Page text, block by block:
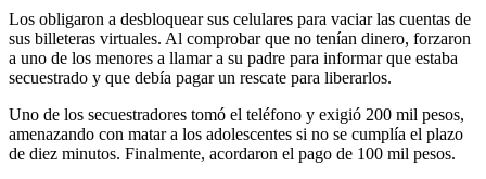
Los obligaron a desbloquear sus celulares para vaciar las cuentas de
sus billeteras virtuales. Al comprobar que no tenían dinero, forzaron
a uno de los menores a llamar a su padre para informar que estaba
secuestrado y que debía pagar un rescate para liberarlos.
Uno de los secuestradores tomó el teléfono y exigió 200 mil pesos,
amenazando con matar a los adolescentes si no se cumplía el plazo
de diez minutos. Finalmente, acordaron el pago de 100 mil pesos.